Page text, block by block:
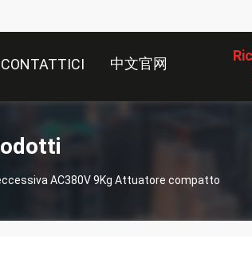
CONTATTICI 中文官网
AC380V 9Kg Attuatore compatto